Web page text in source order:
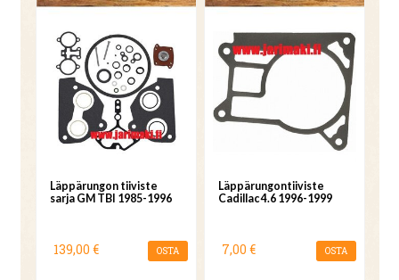
Läppärungon tiiviste
sarja GM TBI 1985-1996
139,00 € OSTA
Läppärungontiiviste
Cadillac 4.6 1996-1999
7,00 € OSTA